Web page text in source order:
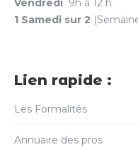
Vendredi 9h à 12 h
1 Samedi sur 2
Lien rapide :
Les Formalités
Annuaire des pros